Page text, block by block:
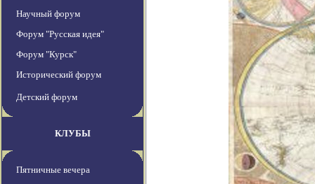
Научный форум
Форум "Русская идея"
Форум "Курск"
Исторический форум
Детский форум
КЛУБЫ
Пятничные вечера